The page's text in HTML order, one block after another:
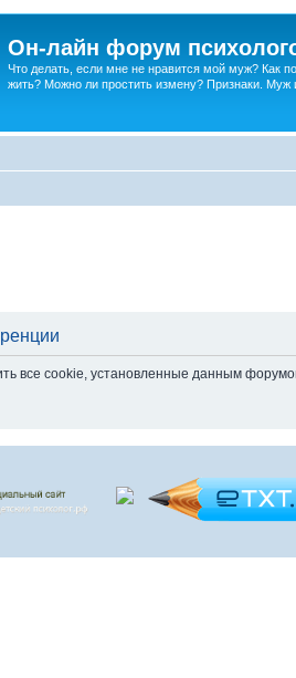
Он-лайн форум
Что делать, если мне не нравится мой муж? Как
жить? Можно ли простить измену? Признаки. Муж
все cookie, установленные данным